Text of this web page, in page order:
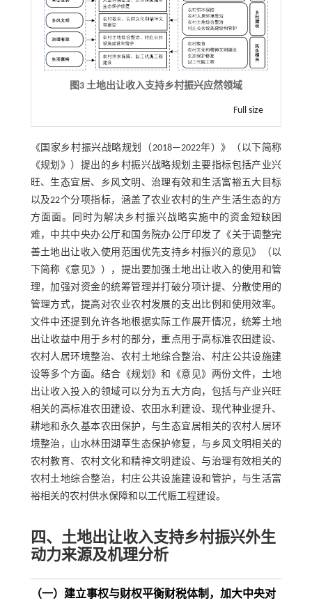
图3 土地出让收入支持乡村振兴应然领域
Full size
《国家乡村振兴战略规划（2018—2022年）》（以下简称
《规划》）提出的乡村振兴战略规划主要指标包括产业兴
旺、生态宜居、乡风文明、治理有效和生活富裕五大目标
以及22个分项指标，涵盖了农业农村的生产生活生态的方
方面面。同时为解决乡村振兴战略实施中的资金短缺困
难，中共中央办公厅和国务院办公厅印发了《关于调整完
善土地出让收入使用范围优先支持乡村振兴的意见》（以
下简称《意见》），提出要加强土地出让收入的使用和管
理，加强对资金的统筹管理并打破分项计提、分散使用的
管理方式，提高对农业农村发展的支出比例和使用效率。
文件中还提到允许各地根据实际工作展开情况，统筹土地
出让收益中用于乡村的部分，重点用于高标准农田建设、
农村人居环境整治、农村土地综合整治、村庄公共设施建
设等多个方面。结合《规划》和《意见》两份文件，土地
出让收入投入的领域可以分为五大方向，包括与产业兴旺
相关的高标准农田建设、农田水利建设、现代种业提升、
耕地和永久基本农田保护，与生态宜居相关的农村人居环
境整治，山水林田湖草生态保护修复，与乡风文明相关的
农村教育、农村文化和精神文明建设、与治理有效相关的
农村土地综合整治，村庄公共设施建设和管护，与生活富
裕相关的农村供水保障和以工代赈工程建设。
四、土地出让收入支持乡村振兴外生
动力来源及机理分析
（一）建立事权与财权平衡财税体制，加大中央对